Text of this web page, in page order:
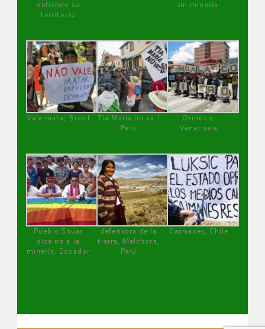
defiende su
territorio
sin minería.
Vale mata, Brasil
Tía María no va !
Perú
Orinoco,
Venezuela
Pueblo Shuar
dice no a la
minería, Ecuador
defensora de la
tierra, Melchora,
Perú
Caimanes, Chile